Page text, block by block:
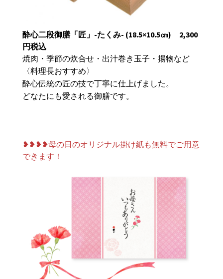
酔心二段御膳「匠」-たくみ- (18.5×10.5㎝) 2,300
円税込
焼肉・季節の炊合せ・出汁巻き玉子・揚物など
〈料理長おすすめ〉
酔心伝統の匠の技で丁寧に仕上げました。
どなたにも愛される御膳です。
❥❥❥❥母の日のオリジナル掛け紙も無料でご用意
できます！